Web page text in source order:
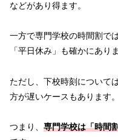
などがあり得ます。
一方で専門学校の時間割で
「平日休み」も確かにあり
ただし、下校時刻について
方が遅いケースもあります。
つまり、 専門学校は「時間